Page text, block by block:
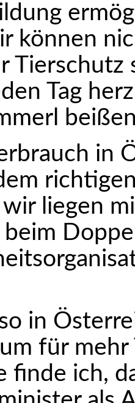
können
Tierschutz
Tag
in
wir liegen
in
für mehr
finde ich,